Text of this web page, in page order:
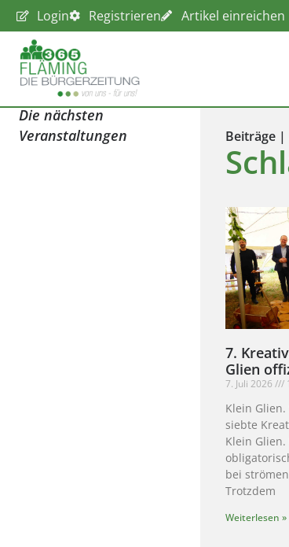
Login Registrieren Artikel einreichen
Die nächsten
Veranstaltungen
Beiträge |
7.
Glien
7. Juli 2026
Klein
siebte
Klein
bei
Trotzdem
Weiterlesen »